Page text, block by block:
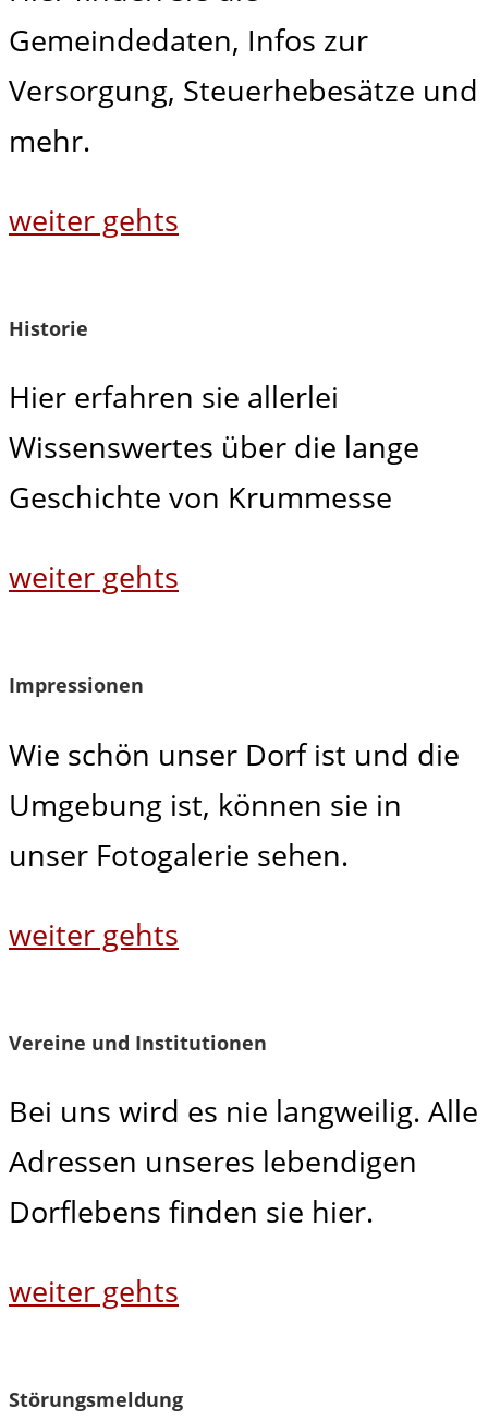
Gemeindedaten, Infos zur
Versorgung, Steuerhebesätze und
mehr.
weiter gehts
Historie
Hier erfahren sie allerlei
Wissenswertes über die lange
Geschichte von Krummesse
weiter gehts
Impressionen
Wie schön unser Dorf ist und die
Umgebung ist, können sie in
unser Fotogalerie sehen.
weiter gehts
Vereine und Institutionen
Bei uns wird es nie langweilig. Alle
Adressen unseres lebendigen
Dorflebens finden sie hier.
weiter gehts
Störungsmeldung